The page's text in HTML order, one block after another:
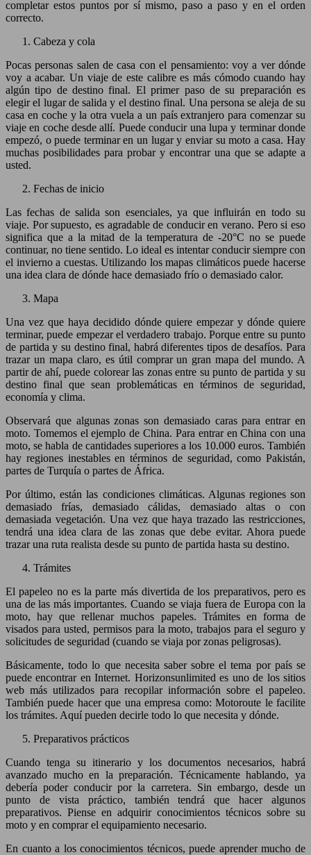
completar estos puntos por sí mismo, paso a paso y en el orden
correcto.
Cabeza y cola
Pocas personas salen de casa con el pensamiento: voy a ver dónde
voy a acabar. Un viaje de este calibre es más cómodo cuando hay
algún tipo de destino final. El primer paso de su preparación es
elegir el lugar de salida y el destino final. Una persona se aleja de su
casa en coche y la otra vuela a un país extranjero para comenzar su
viaje en coche desde allí. Puede conducir una lupa y terminar donde
empezó, o puede terminar en un lugar y enviar su moto a casa. Hay
muchas posibilidades para probar y encontrar una que se adapte a
usted.
Fechas de inicio
Las fechas de salida son esenciales, ya que influirán en todo su
viaje. Por supuesto, es agradable de conducir en verano. Pero si eso
significa que a la mitad de la temperatura de -20°C no se puede
continuar, no tiene sentido. Lo ideal es intentar conducir siempre con
el invierno a cuestas. Utilizando los mapas climáticos puede hacerse
una idea clara de dónde hace demasiado frío o demasiado calor.
Mapa
Una vez que haya decidido dónde quiere empezar y dónde quiere
terminar, puede empezar el verdadero trabajo. Porque entre su punto
de partida y su destino final, habrá diferentes tipos de desafíos. Para
trazar un mapa claro, es útil comprar un gran mapa del mundo. A
partir de ahí, puede colorear las zonas entre su punto de partida y su
destino final que sean problemáticas en términos de seguridad,
economía y clima.
Observará que algunas zonas son demasiado caras para entrar en
moto. Tomemos el ejemplo de China. Para entrar en China con una
moto, se habla de cantidades superiores a los 10.000 euros. También
hay regiones inestables en términos de seguridad, como Pakistán,
partes de Turquía o partes de África.
Por último, están las condiciones climáticas. Algunas regiones son
demasiado frías, demasiado cálidas, demasiado altas o con
demasiada vegetación. Una vez que haya trazado las restricciones,
tendrá una idea clara de las zonas que debe evitar. Ahora puede
trazar una ruta realista desde su punto de partida hasta su destino.
Trámites
El papeleo no es la parte más divertida de los preparativos, pero es
una de las más importantes. Cuando se viaja fuera de Europa con la
moto, hay que rellenar muchos papeles. Trámites en forma de
visados para usted, permisos para la moto, trabajos para el seguro y
solicitudes de seguridad (cuando se viaja por zonas peligrosas).
Básicamente, todo lo que necesita saber sobre el tema por país se
puede encontrar en Internet. Horizonsunlimited es uno de los sitios
web más utilizados para recopilar información sobre el papeleo.
También puede hacer que una empresa como: Motoroute le facilite
los trámites. Aquí pueden decirle todo lo que necesita y dónde.
Preparativos prácticos
Cuando tenga su itinerario y los documentos necesarios, habrá
avanzado mucho en la preparación. Técnicamente hablando, ya
debería poder conducir por la carretera. Sin embargo, desde un
punto de vista práctico, también tendrá que hacer algunos
preparativos. Piense en adquirir conocimientos técnicos sobre su
moto y en comprar el equipamiento necesario.
En cuanto a los conocimientos técnicos, puede aprender mucho de